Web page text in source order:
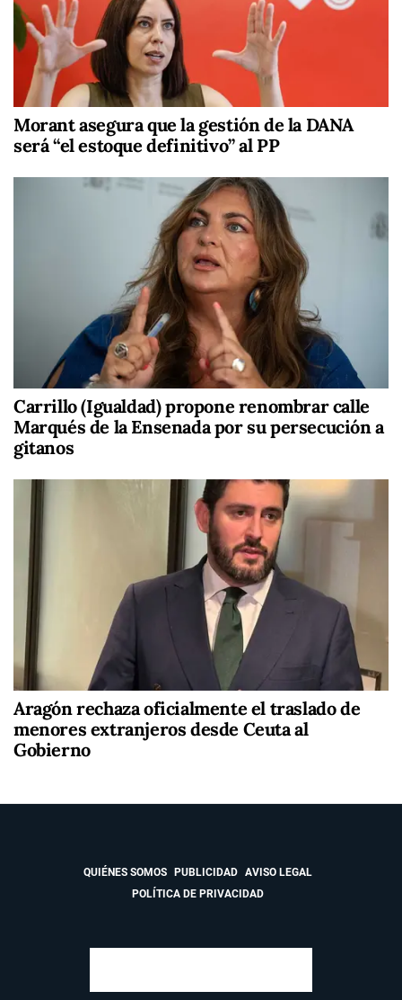
Morant asegura que la gestión de la DANA
será “el estoque definitivo” al PP
Carrillo (Igualdad) propone renombrar calle
Marqués de la Ensenada por su persecución a
gitanos
Aragón rechaza oficialmente el traslado de
menores extranjeros desde Ceuta al
Gobierno
QUIÉNES SOMOS PUBLICIDAD
AVISO LEGAL
POLÍTICA DE PRIVACIDAD